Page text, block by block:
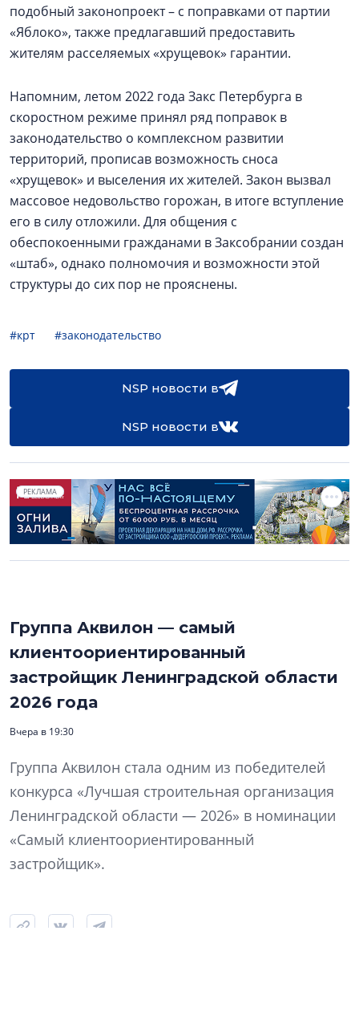
подобный законопроект – с поправками от партии
«Яблоко», также предлагавший предоставить
жителям расселяемых «хрущевок» гарантии.
Напомним, летом 2022 года Закс Петербурга в
скоростном режиме принял ряд поправок в
законодательство о комплексном развитии
территорий, прописав возможность сноса
«хрущевок» и выселения их жителей. Закон вызвал
массовое недовольство горожан, в итоге вступление
его в силу отложили. Для общения с
обеспокоенными гражданами в Заксобрании создан
«штаб», однако полномочия и возможности этой
структуры до сих пор не прояснены.
#крт #законодательство
NSP новости в
NSP новости в
РЕКЛАМА
Группа Аквилон — самый
клиентоориентированный
застройщик Ленинградской области
2026 года
Вчера в 19:30
Группа Аквилон стала одним из победителей
конкурса «Лучшая строительная организация
Ленинградской области — 2026» в номинации
«Самый клиентоориентированный
застройщик».